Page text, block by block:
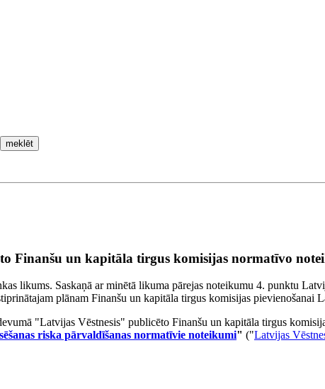
meklēt
Finanšu un kapitāla tirgus komisijas normatīvo
likums. Saskaņā ar minētā likuma pārejas noteikumu 4. punktu
plānam Finanšu un kapitāla tirgus komisijas pievienošanai
"Latvijas Vēstnesis" publicēto Finanšu un kapitāla tirgus
riska pārvaldīšanas normatīvie noteikumi" ("Latvijas